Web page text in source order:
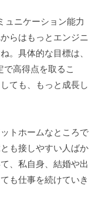
ュニケーション能力
らはもっとエンジニ
。具体的な目標は、
高得点を取るこ
ても、もっと成長し
トホームなところで
も接しやすい人ばか
、私自身、結婚や出
も仕事を続けていき